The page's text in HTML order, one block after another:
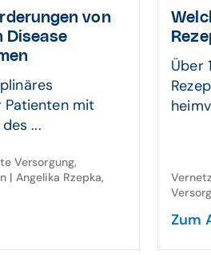
von
Disease
Patienten mit
...
Versorgung,
| Angelika Rzepka,
Über
Zum